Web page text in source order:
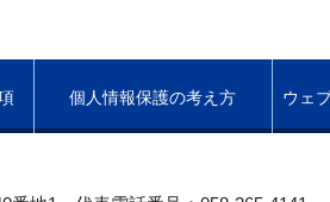
個人情報保護の考え方 ウェ